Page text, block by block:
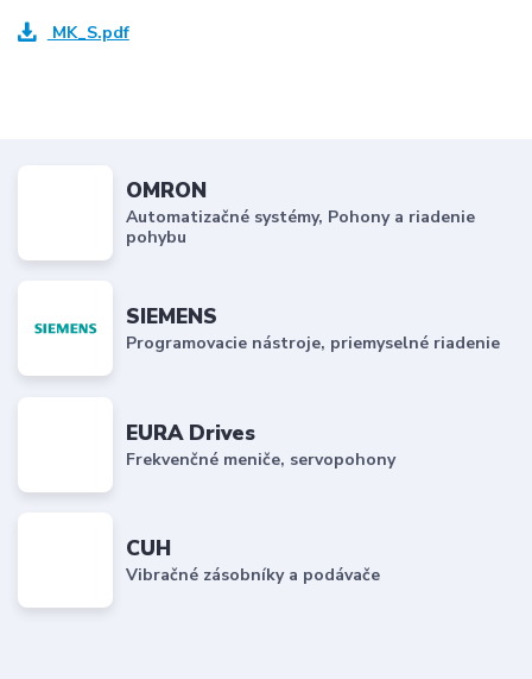
MK_S.pdf
OMRON
Automatizačné systémy, Pohony a riadenie
pohybu
SIEMENS
Programovacie nástroje, priemyselné riadenie
EURA Drives
Frekvenčné meniče, servopohony
CUH
Vibračné zásobníky a podávače